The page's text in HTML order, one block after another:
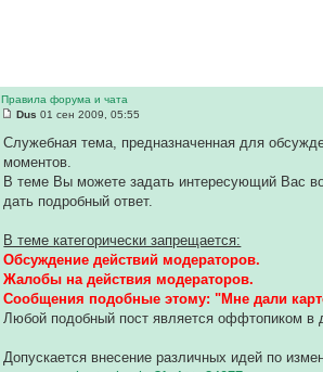
Правила форума и чата
Dus 01 сен 2009, 05:55
Служебная тема, предназначенная для
моментов.
В теме Вы можете задать интересующий Вас
дать подробный ответ.
В теме категорически запрещается:
Обсуждение действий модераторов.
Жалобы на действия модераторов.
Сообщения подобные этому: "Мне дали
Любой подобный пост является оффтопиком в
Допускается внесение различных идей по